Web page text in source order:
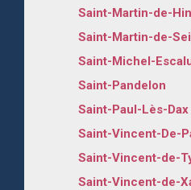
Saint-Martin-de-
Saint-Martin-de-
Saint-Michel-
Saint-Pandelon
Saint-Paul-Lès-Dax
Saint-Vincent-De-
Saint-Vincent-de-
Saint-Vincent-de-